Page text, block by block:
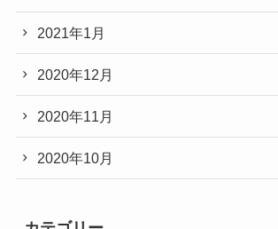
2021年1月
2020年12月
2020年11月
2020年10月